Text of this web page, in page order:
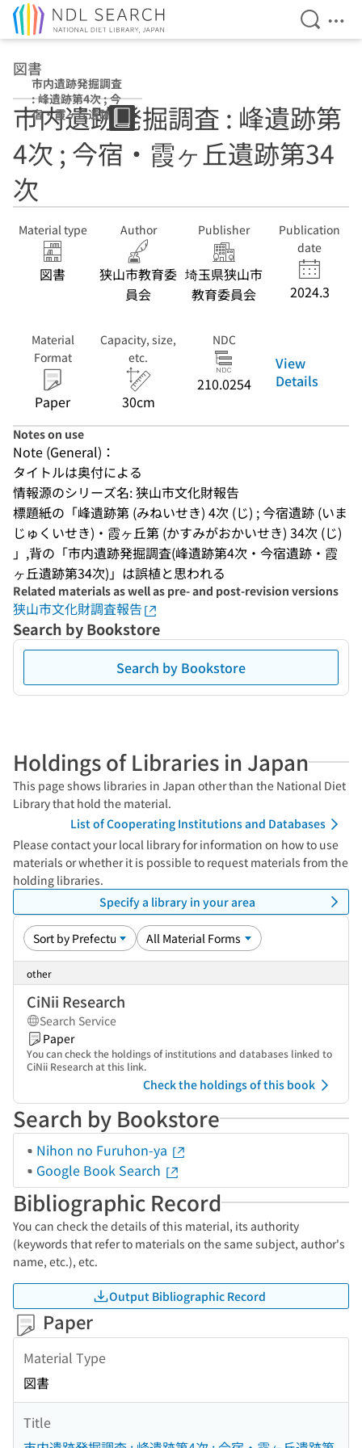
Open
図書
市内遺跡発掘調査
: 峰遺跡第4次 ; 今
宿・霞ヶ丘遺跡第
34次
市内遺跡発掘調査 : 峰遺跡第
4次 ; 今宿・霞ヶ丘遺跡第34
次
Material type
図書
Author
狭山市教育委
員会
Publisher
埼玉県狭山市
教育委員会
Publication
date
2024.3
Material
Format
Paper
Capacity, size,
etc.
30cm
NDC
210.0254
View
Details
Notes on use
Note (General)：
タイトルは奥付による
情報源のシリーズ名: 狭山市文化財報告
標題紙の「峰遺跡第 (みねいせき) 4次 (じ) ; 今宿遺跡 (いま
じゅくいせき)・霞ヶ丘第 (かすみがおかいせき) 34次 (じ)
」,背の「市内遺跡発掘調査(峰遺跡第4次・今宿遺跡・霞
ヶ丘遺跡第34次)」は誤植と思われる
Related materials as well as pre- and post-revision versions
狭山市文化財調査報告
Search by Bookstore
Search by Bookstore
Holdings of Libraries in Japan
This page shows libraries in Japan other than the National Diet
Library that hold the material.
List of Cooperating Institutions and Databases
Please contact your local library for information on how to use
materials or whether it is possible to request materials from the
holding libraries.
Specify a library in your area
other
CiNii Research
Search Service
Paper
You can check the holdings of institutions and databases linked to
CiNii Research at this link.
Check the holdings of this book
Search by Bookstore
Nihon no Furuhon-ya
Google Book Search
Bibliographic Record
You can check the details of this material, its authority
(keywords that refer to materials on the same subject, author's
name, etc.), etc.
Output Bibliographic Record
Paper
Material Type
図書
Title